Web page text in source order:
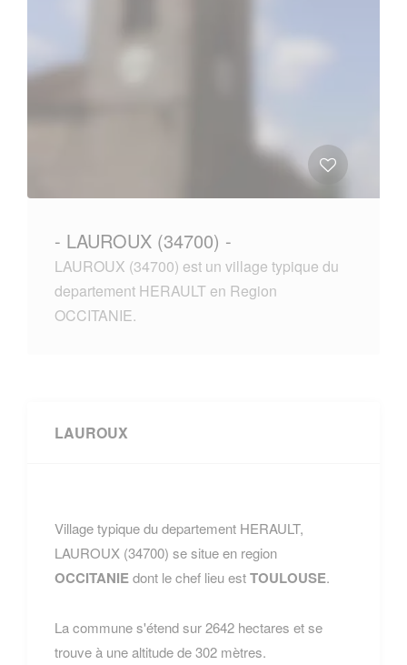
- LAUROUX (34700) -
LAUROUX (34700) est un village typique du
departement HERAULT en Region
OCCITANIE.
LAUROUX
Village typique du departement HERAULT,
LAUROUX (34700) se situe en region
OCCITANIEdont le chef lieu estTOULOUSE.
La commune s'étend sur 2642 hectares et se
trouve à une altitude de 302 mètres.